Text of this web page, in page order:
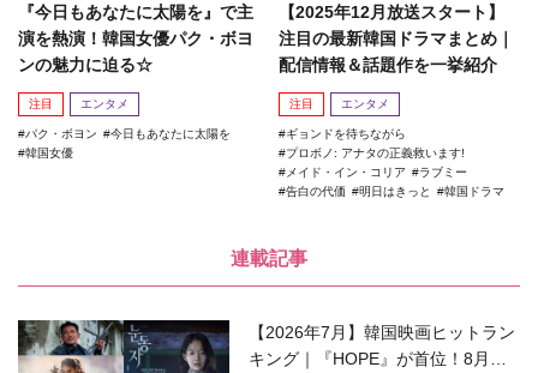
『今日もあなたに太陽を』で主
演を熱演！韓国女優パク・ボヨ
ンの魅力に迫る☆
注目 エンタメ
パク・ボヨン
今日もあなたに太陽を
韓国女優
【2025年12月放送スタート】
注目の最新韓国ドラマまとめ｜
配信情報＆話題作を一挙紹介
注目 エンタメ
ギョンドを待ちながら
プロボノ: アナタの正義救います!
メイド・イン・コリア
ラブミー
告白の代価
明日はきっと 韓国ドラマ
連載記事
【2026年7月】韓国映画ヒットラン
キング｜『HOPE』が首位！8月公